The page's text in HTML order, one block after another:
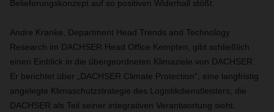
Belieferungskonzept auf so positiven Widerhall stößt.
Andre Kranke, Department Head Trends and Technology
Research im DACHSER Head Office Kempten, gibt schließlich
einen Einblick in die übergeordneten Klimaziele von DACHSER.
Er berichtet über „DACHSER Climate Protection“, eine langfristig
angelegte Klimaschutzstrategie des Logistikdienstleisters, die
DACHSER als Teil seiner integrativen Verantwortung sieht.